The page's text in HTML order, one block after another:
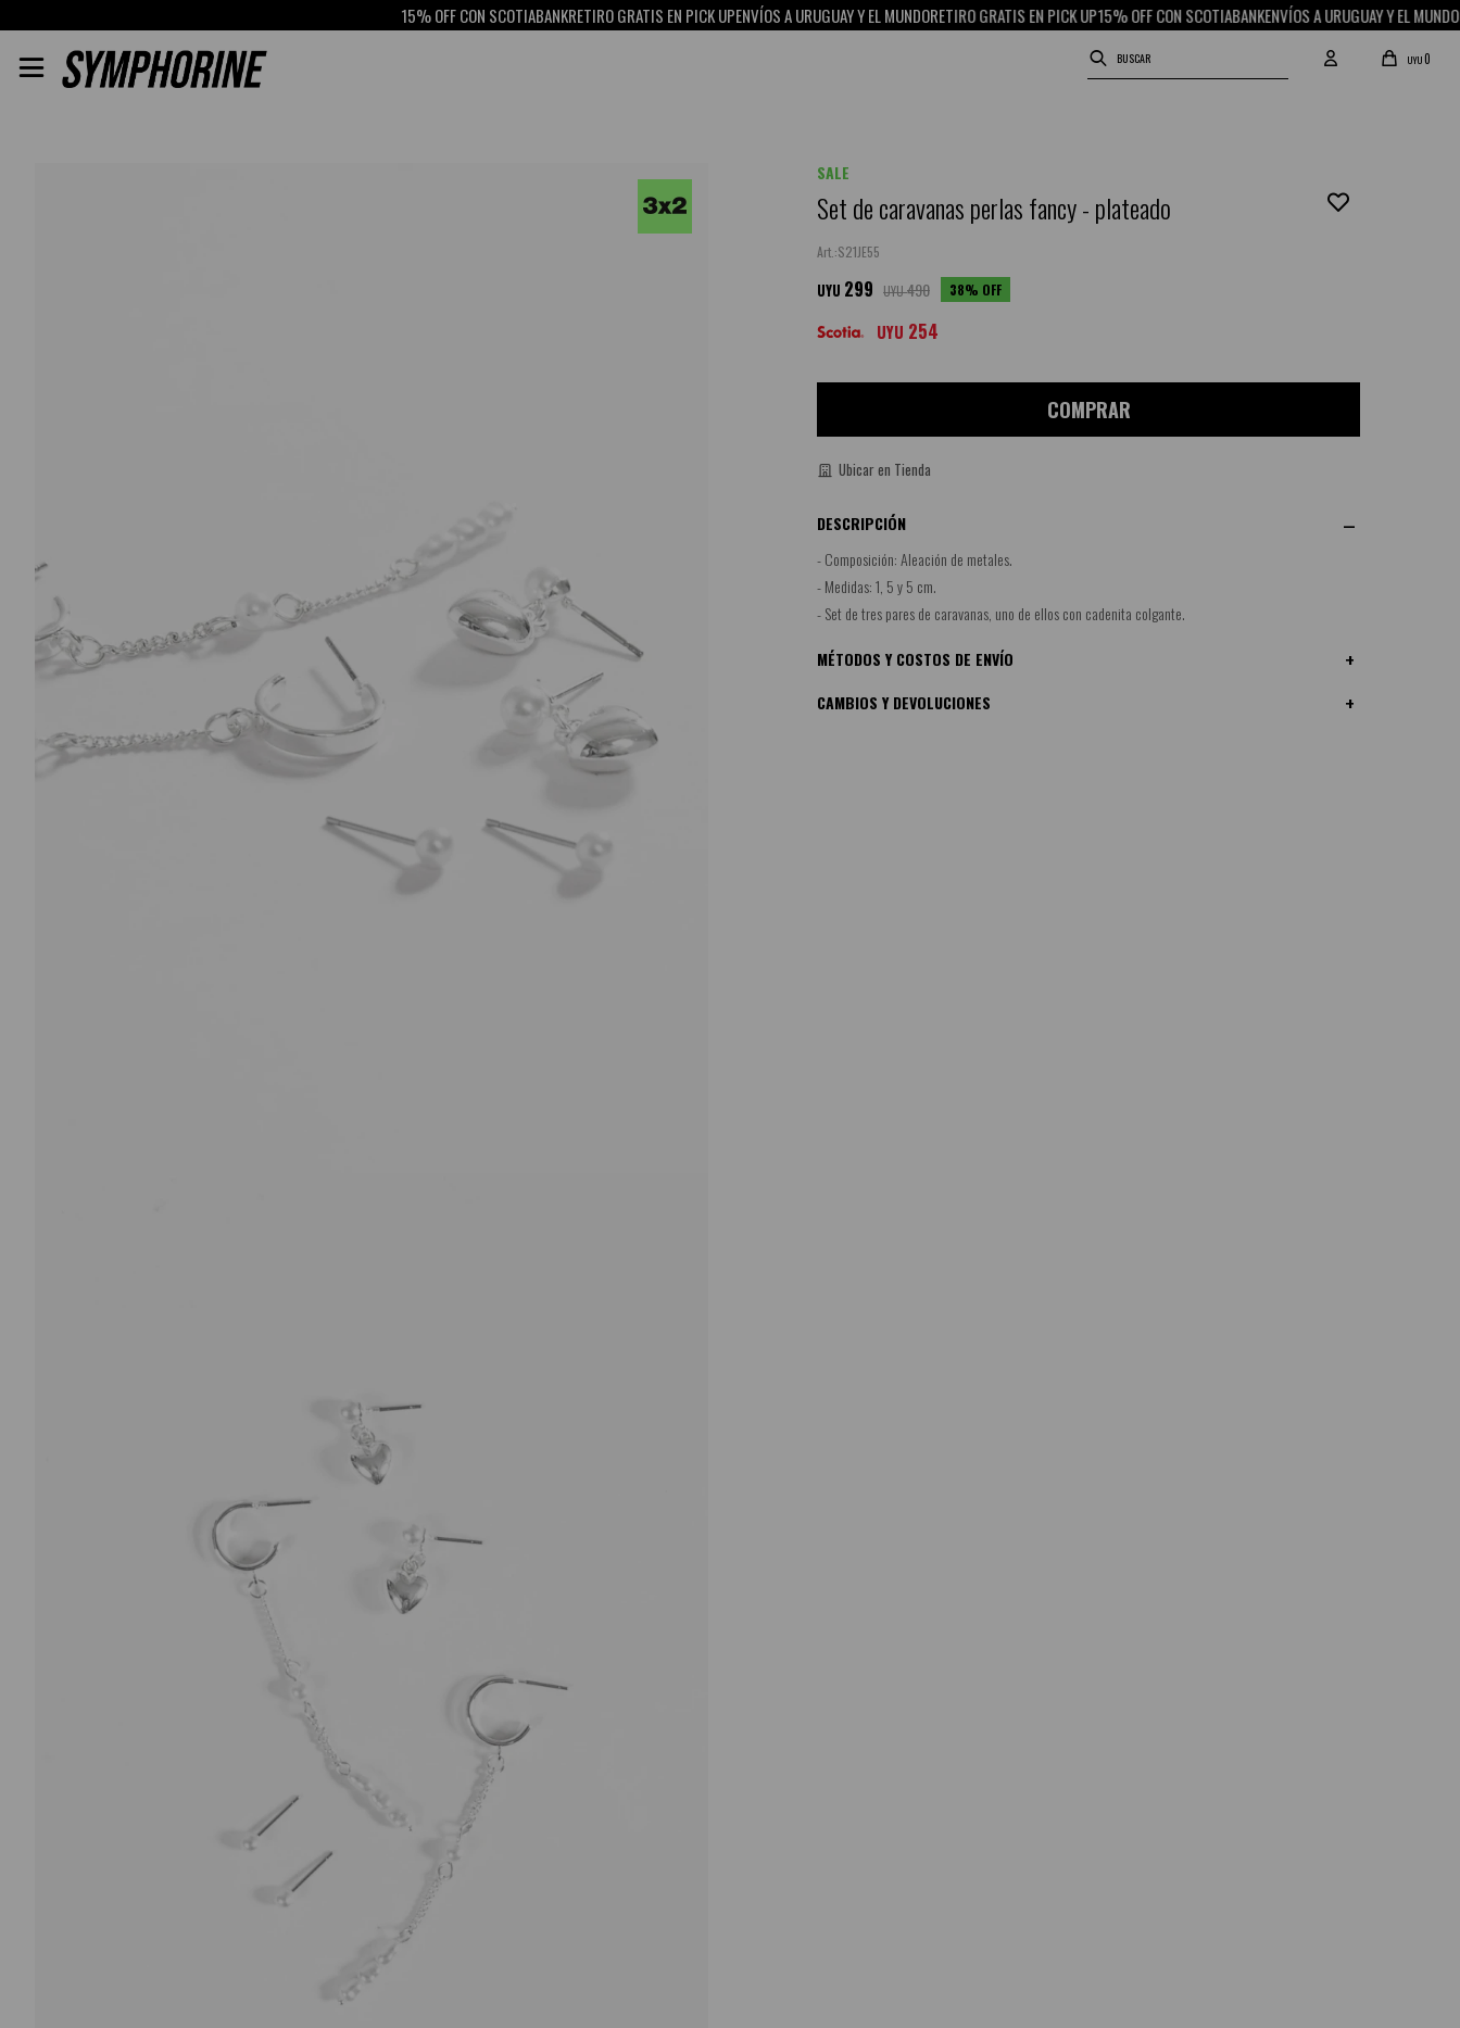
15% OFF CON SCOTIABANKRETIRO GRATIS EN PICK UPENVÍOS A URUGUAY Y EL MUNDORETIRO GRATIS EN PICK UP15% OFF CON SCOTIABANKENVÍOS A URUGUAY Y EL MUNDO
UYU0

SALE
Set de caravanas perlas fancy - plateado
S21JE55
UYU 299 UYU490 38
UYU 254
COMPRAR
Ubicar en Tienda
DESCRIPCIÓN
- Composición: Aleación de metales.
- Medidas: 1, 5 y 5 cm.
- Set de tres pares de caravanas, uno de ellos con cadenita colgante.
MÉTODOS Y COSTOS DE ENVÍO
CAMBIOS Y DEVOLUCIONES